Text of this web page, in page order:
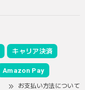
キャリア決済
Amazon Pay
お支払い方法について